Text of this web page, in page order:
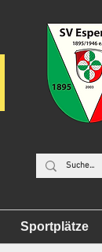
Sportplätze